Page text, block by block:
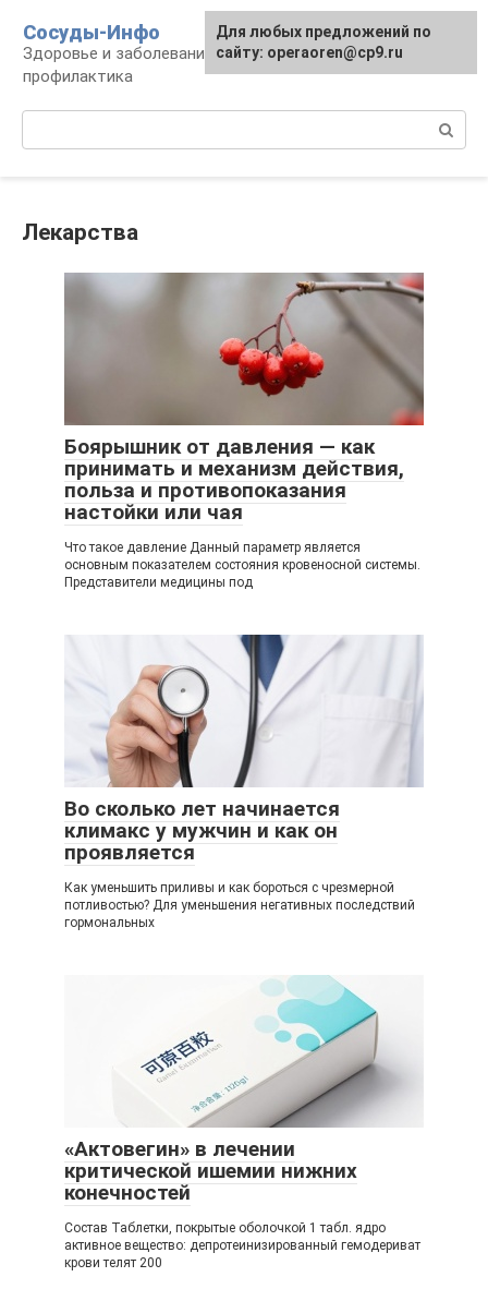
контенту
Сосуды-Инфо
Здоровье и заболевания сосудов и сердца,
профилактика
Лекарства
Боярышник от давления — как
принимать и механизм действия,
польза и противопоказания
настойки или чая
Что такое давление Данный параметр является
основным показателем состояния кровеносной системы.
Представители медицины под
Во сколько лет начинается
климакс у мужчин и как он
проявляется
Как уменьшить приливы и как бороться с чрезмерной
потливостью? Для уменьшения негативных последствий
гормональных
«Актовегин» в лечении
критической ишемии нижних
конечностей
Состав Таблетки, покрытые оболочкой 1 табл. ядро
активное вещество: депротеинизированный гемодериват
крови телят 200
Для любых предложений по
сайту: operaoren@cp9.ru